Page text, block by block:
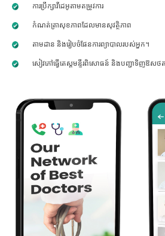
ការប្រឹក្សាវីដេអូតាមតម្រូវការ
កំណត់ត្រាសុខភាពដែលមានសុវត្ថិភាព
តាមដាន និងរៀបចំផែនការព្យាបាលរបស់អ្នក។
សៀវភៅធ្វើតេស្តមន្ទីរពិសោធន៍ និងបញ្ជាទិញឱ